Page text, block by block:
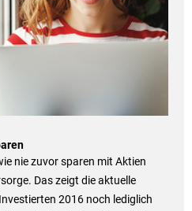
nie zuvor sparen mit Aktien
Das zeigt die aktuelle
2016 noch lediglich